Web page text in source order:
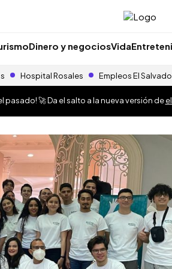
Dinero y negociosVida
Hospital Rosales Empleos El
pasado! 🚀 Da el salto a la nueva versión de